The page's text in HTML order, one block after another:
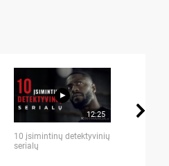
12:25
10 įsimintinų detektyvinių
serialų